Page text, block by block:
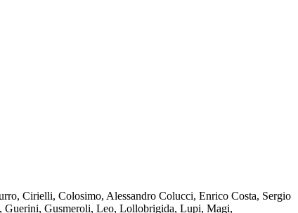
Cirielli, Colosimo, Alessandro Colucci, Enrico Costa, Sergio
Guerini, Gusmeroli, Leo, Lollobrigida, Lupi, Magi,